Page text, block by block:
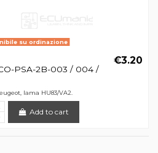
su ordinazione
PSA-2B-003 / 004 /
€3.20
lama HU83/VA2.
Add to cart